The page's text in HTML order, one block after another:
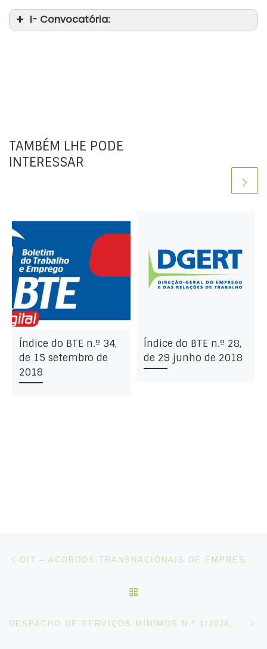
I- Convocatória:
TAMBÉM LHE PODE
INTERESSAR
Índice do BTE n.º 34,
de 15 setembro de
2018
Índice do BTE n.º 28,
de 29 junho de 2018
Post navigation